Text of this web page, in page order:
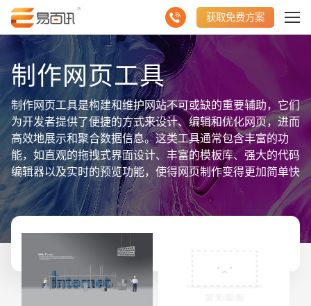
获取免费方案
制作网页工具
制作网页工具是构建和维护网站不可或缺的重要辅助，它们
为开发者提供了便捷的方式来设计、编辑和优化网页，进而
高效地展示和聚合数据信息。这类工具通常包含丰富的功
能，如直观的拖拽式界面设计、丰富的模板库、强大的代码
编辑器以及实时的预览功能，使得网页制作变得更加简单快
捷。同时，它们还支持响应式设计，确保网页在不同设备和
屏幕尺寸上都能呈现出色的显示效果。在制作过程中，开发
者可以利用这些工具轻松地整合数据库，实现动态数据的展
提升网站在搜索引擎中的排名。综上所述，制作网页工具凭
借其强大的功能和易用性，成为了展示和聚合网站数据信息
不可或缺的好帮手。